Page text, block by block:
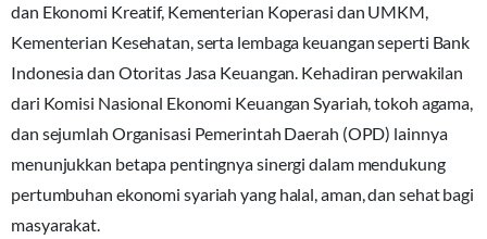
dan Ekonomi Kreatif, Kementerian Koperasi dan UMKM,
Kementerian Kesehatan, serta lembaga keuangan seperti Bank
Indonesia dan Otoritas Jasa Keuangan. Kehadiran perwakilan
dari Komisi Nasional Ekonomi Keuangan Syariah, tokoh agama,
dan sejumlah Organisasi Pemerintah Daerah (OPD) lainnya
menunjukkan betapa pentingnya sinergi dalam mendukung
pertumbuhan ekonomi syariah yang halal, aman, dan sehat bagi
masyarakat.